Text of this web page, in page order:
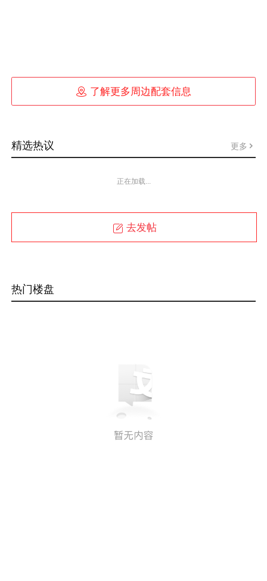
 了解更多周边配套信息
精选热议 更多
正在加载...
去发帖
热门楼盘